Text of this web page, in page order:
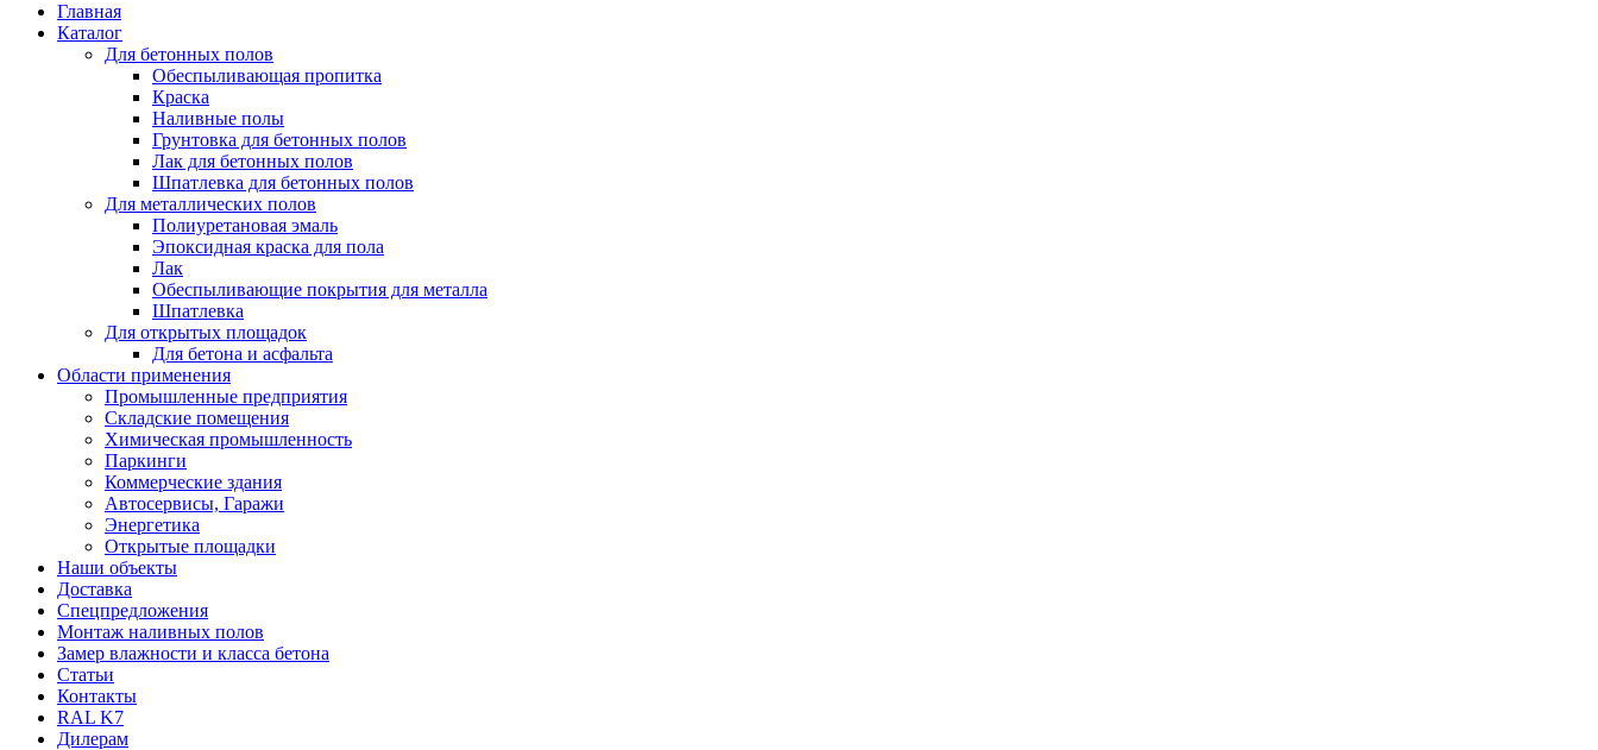
Главная
Каталог
Для бетонных полов
Обеспыливающая пропитка
Краска
Наливные полы
Грунтовка для бетонных полов
Лак для бетонных полов
Шпатлевка для бетонных полов
Для металлических полов
Полиуретановая эмаль
Эпоксидная краска для пола
Лак
Обеспыливающие покрытия для металла
Шпатлевка
Для открытых площадок
Для бетона и асфальта
Области применения
Промышленные предприятия
Складские помещения
Химическая промышленность
Паркинги
Коммерческие здания
Автосервисы, Гаражи
Энергетика
Открытые площадки
Наши объекты
Доставка
Спецпредложения
Монтаж наливных полов
Замер влажности и класса бетона
Статьи
Контакты
RAL K7
Дилерам